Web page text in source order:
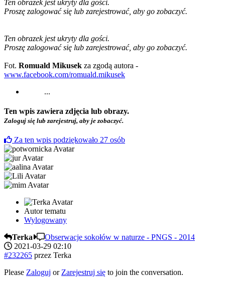
Ten obrazek jest ukryty dla gości.
Proszę zalogować się lub zarejestrować, aby go zobaczyć.
Ten obrazek jest ukryty dla gości.
Proszę zalogować się lub zarejestrować, aby go zobaczyć.
Fot. Romuald Mikusek za zgodą autora -
www.facebook.com/romuald.mikusek
...
Ten wpis zawiera zdjęcia lub obrazy.
Zaloguj się lub zarejestruj, aby je zobaczyć.
Za ten wpis podziękowało 27 osób
Autor tematu
Wylogowany
Terka
Obserwacje sokołów w naturze - PNGS - 2014
2021-03-29 02:10
#232265 przez Terka
Please Zaloguj or Zarejestruj się to join the conversation.